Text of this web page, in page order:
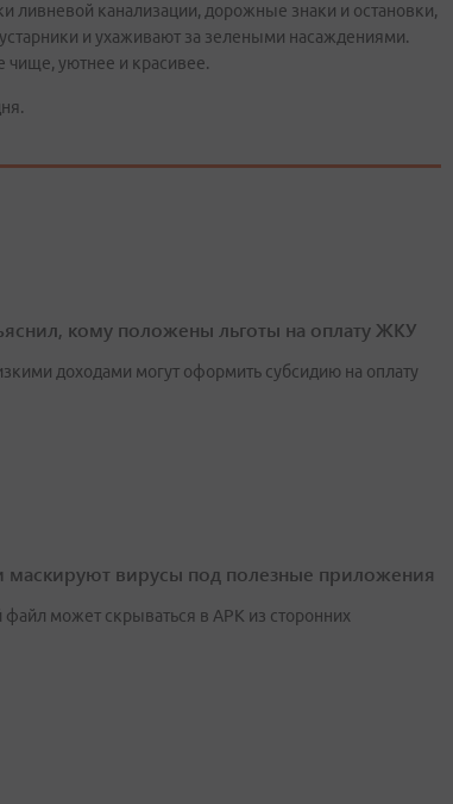
ливневой канализации, дорожные знаки и остановки,
и ухаживают за зелеными насаждениями.
чище, уютнее и красивее.
кому положены льготы на оплату ЖКУ
доходами могут оформить субсидию на оплату
вирусы под полезные приложения
может скрываться в APK из сторонних